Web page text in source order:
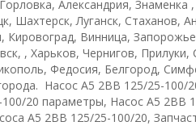
Александрия, Знаменка
Шахтерск, Луганск, Стаханов,
Кировоград, Винница,
, Харьков, Чернигов,
Федосия, Белгород,
Насос А5 2ВВ 125/25-100/
20 параметры, Насос А5 2ВВ
А5 2ВВ 125/25-100/20,